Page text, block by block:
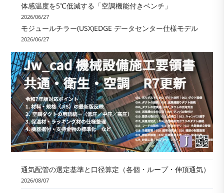
体感温度を5℃低減する「空調機能付きベンチ」
2026/06/27
モジュールチラー(USX)EDGE データセンター仕様モデル
2026/06/27
通気配管の選定基準と口径算定（各個・ループ・伸頂通気）
2026/08/07